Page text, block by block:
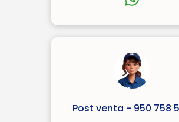
Post venta - 950 758